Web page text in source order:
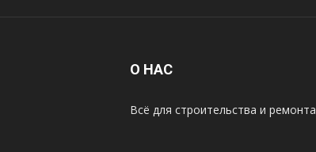
О НАС
Всё для строительства и ремонта